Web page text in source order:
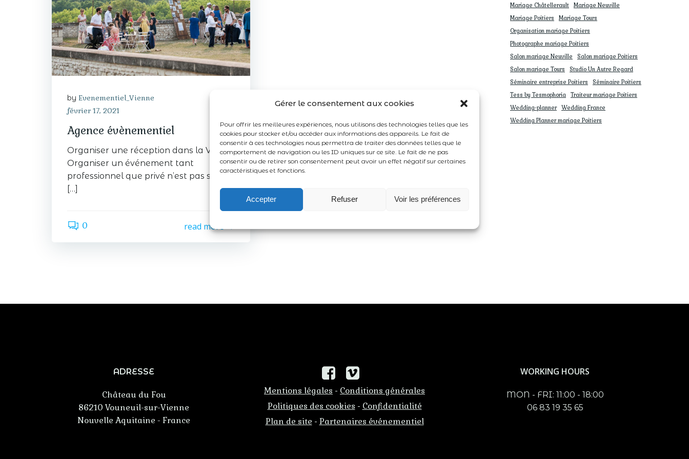
Gérer le consentement aux cookies
Pour offrir les meilleures expériences, nous utilisons des technologies telles que les
cookies pour stocker et/ou accéder aux informations des appareils. Le fait de
consentir à ces technologies nous permettra de traiter des données telles que le
comportement de navigation ou les ID uniques sur ce site. Le fait de ne pas
consentir ou de retirer son consentement peut avoir un effet négatif sur certaines
caractéristiques et fonctions.
Accepter Refuser Voir les préférences
by Evenementiel_Vienne
février 17, 2021
Agence évènementiel
Organiser une réception dans la Vienne
Organiser un événement tant
professionnel que privé n’est pas simple
[…]
0 read more
Mariage Châtellerault
Mariage Neuville
Mariage Poitiers
Mariage Tours
Organisation mariage Poitiers
Photographe mariage Poitiers
Salon mariage Neuville
Salon mariage Poitiers
Salon mariage Tours
Studio Un Autre Regard
Séminaire entreprise Poitiers
Séminaire Poitiers
Tess by Tesmophoria
Traiteur mariage Poitiers
Wedding-planner
Wedding France
Wedding Planner mariage Poitiers
ADRESSE
Château du Fou
86210 Vouneuil-sur-Vienne
Nouvelle Aquitaine - France
Mentions légales - Conditions générales
Politiques des cookies - Confidentialité
Plan de site - Partenaires événementiel
WORKING HOURS
MON - FRI: 11:00 - 18:00
06 83 19 35 65